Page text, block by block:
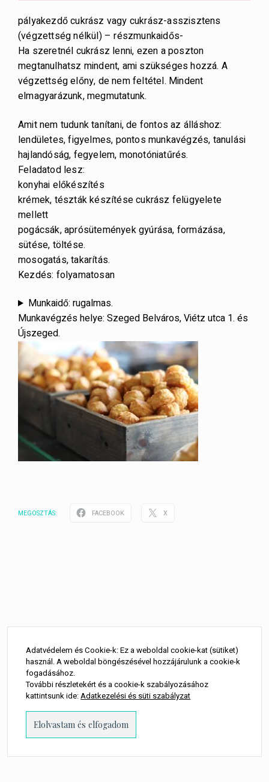
pályakezdő cukrász vagy cukrász-asszisztens
(végzettség nélkül) – részmunkaidős-
Ha szeretnél cukrász lenni, ezen a poszton
megtanulhatsz mindent, ami szükséges hozzá. A
végzettség előny, de nem feltétel. Mindent
elmagyarázunk, megmutatunk.
Amit nem tudunk tanítani, de fontos az álláshoz:
lendületes, figyelmes, pontos munkavégzés, tanulási
hajlandóság, fegyelem, monotóniatűrés.
Feladatod lesz:
konyhai előkészítés
krémek, tészták készítése cukrász felügyelete
mellett
pogácsák, aprósütemények gyúrása, formázása,
sütése, töltése.
mosogatás, takarítás.
Kezdés: folyamatosan
Munkaidő: rugalmas.
Munkavégzés helye: Szeged Belváros, Viétz utca 1. és
Újszeged.
MEGOSZTÁS: FACEBOOK X
Adatvédelem és Cookie-k: Ez a weboldal cookie-kat (sütiket)
használ. A weboldal böngészésével hozzájárulunk a cookie-k
fogadásához.
További részletekért és a cookie-k szabályozásához
kattintsunk ide:Adatkezelési és süti szabályzat